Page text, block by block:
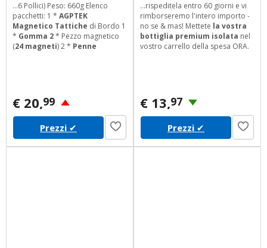
...6 Pollici) Peso: 660g Elenco
pacchetti: 1 * AGPTEK
Magnetico Tattiche di Bordo 1
* Gomma 2* Pezzo magnetico
(24 magneti) 2 * Penne
€ 20,99
Prezzi ✔
...rispeditela entro 60 giorni e vi
rimborseremo l'intero importo -
no se & mas! Mettete la vostra
bottiglia premium isolata nel
vostro carrello della spesa ORA.
€ 13,97
Prezzi ✔